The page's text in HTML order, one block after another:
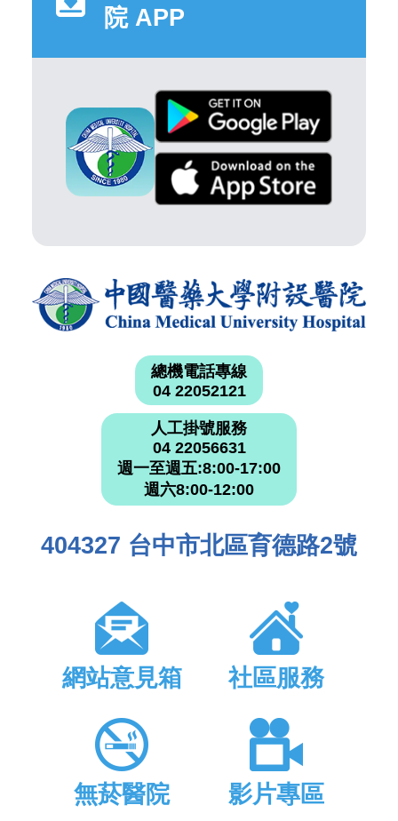
院 APP
總機電話專線
04 22052121
人工掛號服務
04 22056631
週一至週五:8:00-17:00
週六8:00-12:00
404327 台中市北區育德路2號
網站意見箱 社區服務
無菸醫院 影片專區